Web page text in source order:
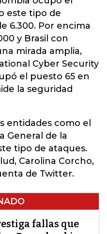
este tipo de
6.300. Por encima
y Brasil con
mirada amplia,
Cyber Security
el puesto 65 en
la seguridad
entidades como el
General de la
tipo de ataques.
Carolina Corcho,
de Twitter.
fallas que